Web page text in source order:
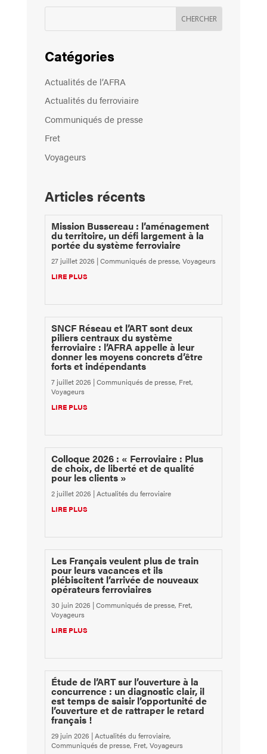
Catégories
Actualités de l’AFRA
Actualités du ferroviaire
Communiqués de presse
Fret
Voyageurs
Articles récents
Mission Bussereau : l’aménagement
du territoire, un défi largement à la
portée du système ferroviaire
27 juillet 2026 |Communiqués de presse, Voyageurs
LIRE PLUS
SNCF Réseau et l’ART sont deux
piliers centraux du système
ferroviaire : l’AFRA appelle à leur
donner les moyens concrets d’être
forts et indépendants
7 juillet 2026 |Communiqués de presse, Fret,
Voyageurs
LIRE PLUS
Colloque 2026 : « Ferroviaire : Plus
de choix, de liberté et de qualité
pour les clients »
2 juillet 2026 |Actualités du ferroviaire
LIRE PLUS
Les Français veulent plus de train
pour leurs vacances et ils
plébiscitent l’arrivée de nouveaux
opérateurs ferroviaires
30 juin 2026 |Communiqués de presse, Fret,
Voyageurs
LIRE PLUS
Étude de l’ART sur l’ouverture à la
concurrence : un diagnostic clair, il
est temps de saisir l’opportunité de
l’ouverture et de rattraper le retard
français !
29 juin 2026 |Actualités du ferroviaire,
Communiqués de presse, Fret, Voyageurs